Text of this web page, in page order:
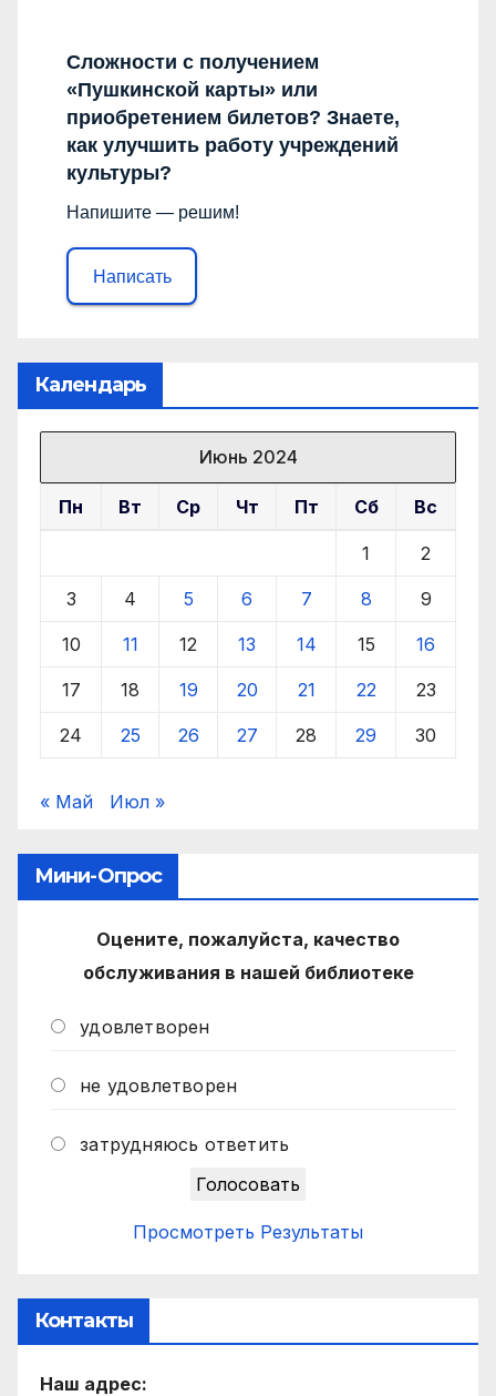
Сложности с получением
«Пушкинской карты» или
приобретением билетов? Знаете,
как улучшить работу учреждений
культуры?
Напишите — решим!
Написать
Календарь
Июнь 2024
Пн Вт Ср Чт Пт Сб Вс
1 2
3 4 5 6 7 8 9
10 11 12 13 14 15 16
17 18 19 20 21 22 23
24 25 26 27 28 29 30
« Май Июл »
Мини-Опрос
Оцените, пожалуйста, качество
обслуживания в нашей библиотеке
удовлетворен
не удовлетворен
затрудняюсь ответить
Просмотреть Результаты
Контакты
Наш адрес: